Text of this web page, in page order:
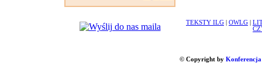
TEKSTY ILG OWLG
© Copyright by Konferencja